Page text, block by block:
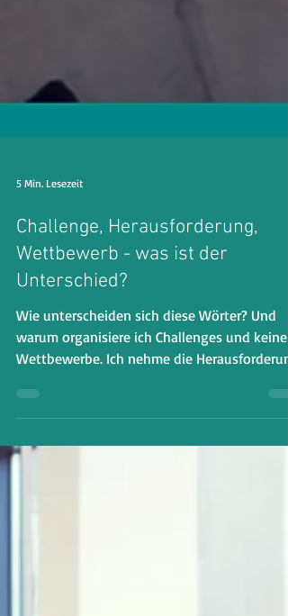
5 Min. Lesezeit
Challenge, Herausforderung,
Wettbewerb - was ist der
Unterschied?
Wie unterscheiden sich diese Wörter? Und
warum organisiere ich Challenges und keine
Wettbewerbe. Ich nehme die